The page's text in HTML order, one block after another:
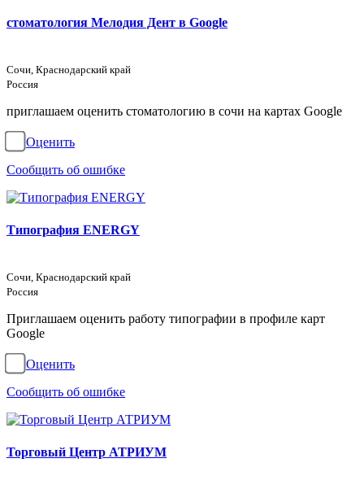
стоматология Мелодия Дент в Google
Сочи, Краснодарский край
Россия
приглашаем оценить стоматологию в сочи на картах Google
Оценить
Сообщить об ошибке
Типография ENERGY
Сочи, Краснодарский край
Россия
Приглашаем оценить работу типографии в профиле карт
Google
Оценить
Сообщить об ошибке
Торговый Центр АТРИУМ